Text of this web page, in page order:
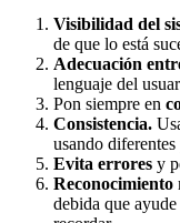
Visibilidad del
de que lo está
Adecuación
lenguaje del
Pon siempre en
Consistencia.
usando
Evita errores y
Reconocimiento
debida que